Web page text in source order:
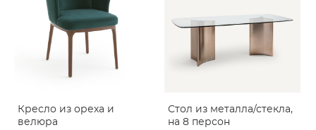
Кресло из ореха и
велюра
Стол из металла/стекла,
на 8 персон